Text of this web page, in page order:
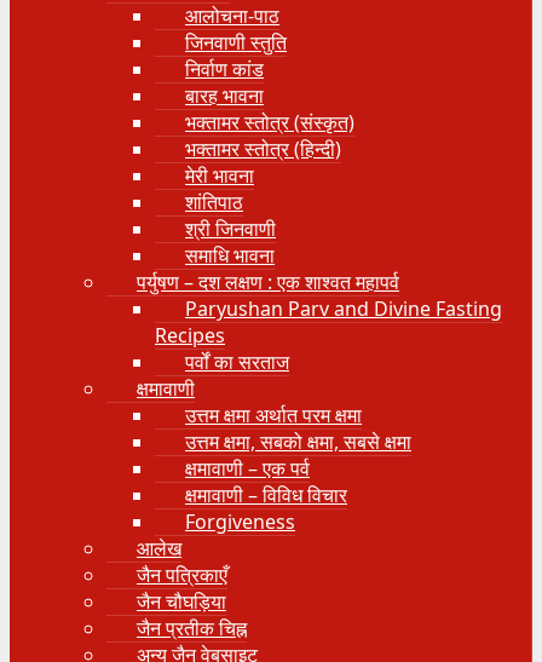
आलोचना-पाठ
जिनवाणी स्तुति
निर्वाण कांड
बारह भावना
भक्तामर स्तोत्र (संस्कृत)
भक्तामर स्तोत्र (हिन्दी)
मेरी भावना
शांतिपाठ
श्री जिनवाणी
समाधि भावना
पर्युषण – दश लक्षण : एक शाश्वत महापर्व
Paryushan Parv and Divine Fasting
Recipes
पर्वों का सरताज
क्षमावाणी
उत्तम क्षमा अर्थात परम क्षमा
उत्तम क्षमा, सबको क्षमा, सबसे क्षमा
क्षमावाणी – एक पर्व
क्षमावाणी – विविध विचार
Forgiveness
आलेख
जैन पत्रिकाएँ
जैन चौघड़िया
जैन प्रतीक चिह्न
अन्य जैन वेबसाइट